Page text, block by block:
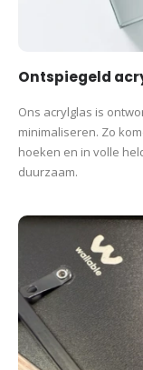
Ontspiegeld
Ons acrylglas is
minimaliseren. Zo
hoeken en in volle
duurzaam.